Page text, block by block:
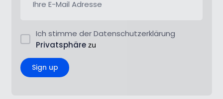
Ich stimme der Datenschutzerklärung
Privatsphäre zu
Sign up